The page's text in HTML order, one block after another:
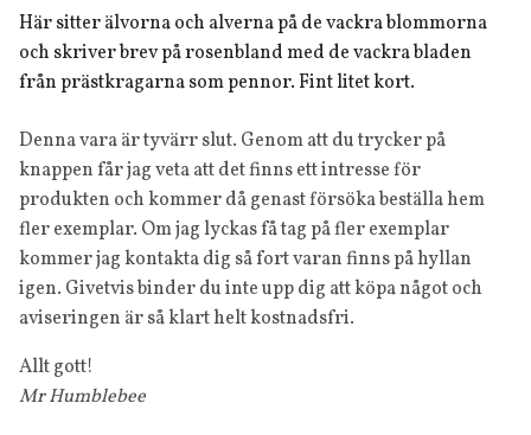
Här sitter älvorna och alverna på de vackra blommorna
och skriver brev på rosenbland med de vackra bladen
från prästkragarna som pennor. Fint litet kort.
Denna vara är tyvärr slut. Genom att du trycker på
knappen får jag veta att det finns ett intresse för
produkten och kommer då genast försöka beställa hem
fler exemplar. Om jag lyckas få tag på fler exemplar
kommer jag kontakta dig så fort varan finns på hyllan
igen. Givetvis binder du inte upp dig att köpa något och
aviseringen är så klart helt kostnadsfri.
Allt gott!
Mr Humblebee